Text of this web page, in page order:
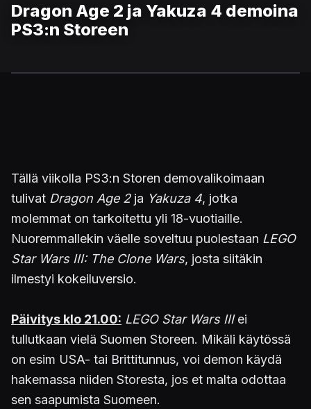
Dragon Age 2 ja Yakuza 4 demoina
PS3:n Storeen
Tällä viikolla PS3:n Storen demovalikoimaan
tulivat Dragon Age 2ja Yakuza 4, jotka
molemmat on tarkoitettu yli 18-vuotiaille.
Nuoremmallekin väelle soveltuu puolestaan LEGO
Star Wars III: The Clone Wars, josta siitäkin
ilmestyi kokeiluversio.
Päivitys klo 21.00: LEGO Star Wars IIIei
tullutkaan vielä Suomen Storeen. Mikäli käytössä
on esim USA- tai Brittitunnus, voi demon käydä
hakemassa niiden Storesta, jos et malta odottaa
sen saapumista Suomeen.